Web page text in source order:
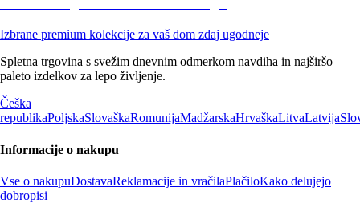
Izbrane premium kolekcije za vaš dom zdaj ugodneje
Spletna trgovina s svežim dnevnim odmerkom navdiha in najširšo
paleto izdelkov za lepo življenje.
Češka
republikaPoljskaSlovaškaRomunijaMadžarskaHrvaškaLitvaLatvija
Informacije o nakupu
Vse o nakupuDostavaReklamacije in vračilaPlačiloKako delujejo
dobropisi